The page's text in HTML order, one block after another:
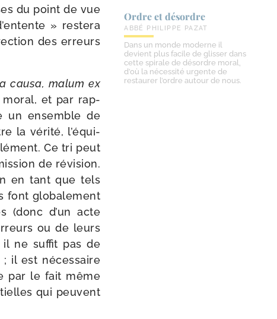
du point de vue
» res­te­ra
des erreurs
cau­sa, malum ex
moral, et par rap­
un ensemble de
la véri­té, l’é­qui­
Ce tri peut
de révi­sion.
en tant que tels
font glo­ba­le­ment
(donc d’un acte
ou de leurs
ne suf­fit pas de
il est néces­saire
par le fait même
qui peuvent
Ordre et désordre
ABBÉ PHILIPPE PAZAT
Dans un monde moderne il
devient plus facile de glisser dans
cette spirale de désordre moral,
d’où la nécessité urgente de
restaurer l’ordre autour de nous.